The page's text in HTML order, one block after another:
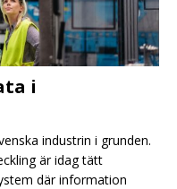
i
industrin i grunden.
är idag tätt
där information